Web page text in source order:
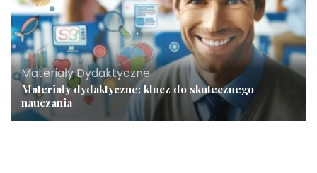
Materiały Dydaktyczne
Materiały dydaktyczne: klucz do skutecznego
nauczania